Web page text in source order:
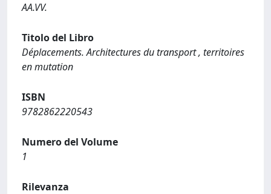
AA.VV.
Titolo del Libro
Déplacements. Architectures du transport , territoires
en mutation
ISBN
9782862220543
Numero del Volume
1
Rilevanza